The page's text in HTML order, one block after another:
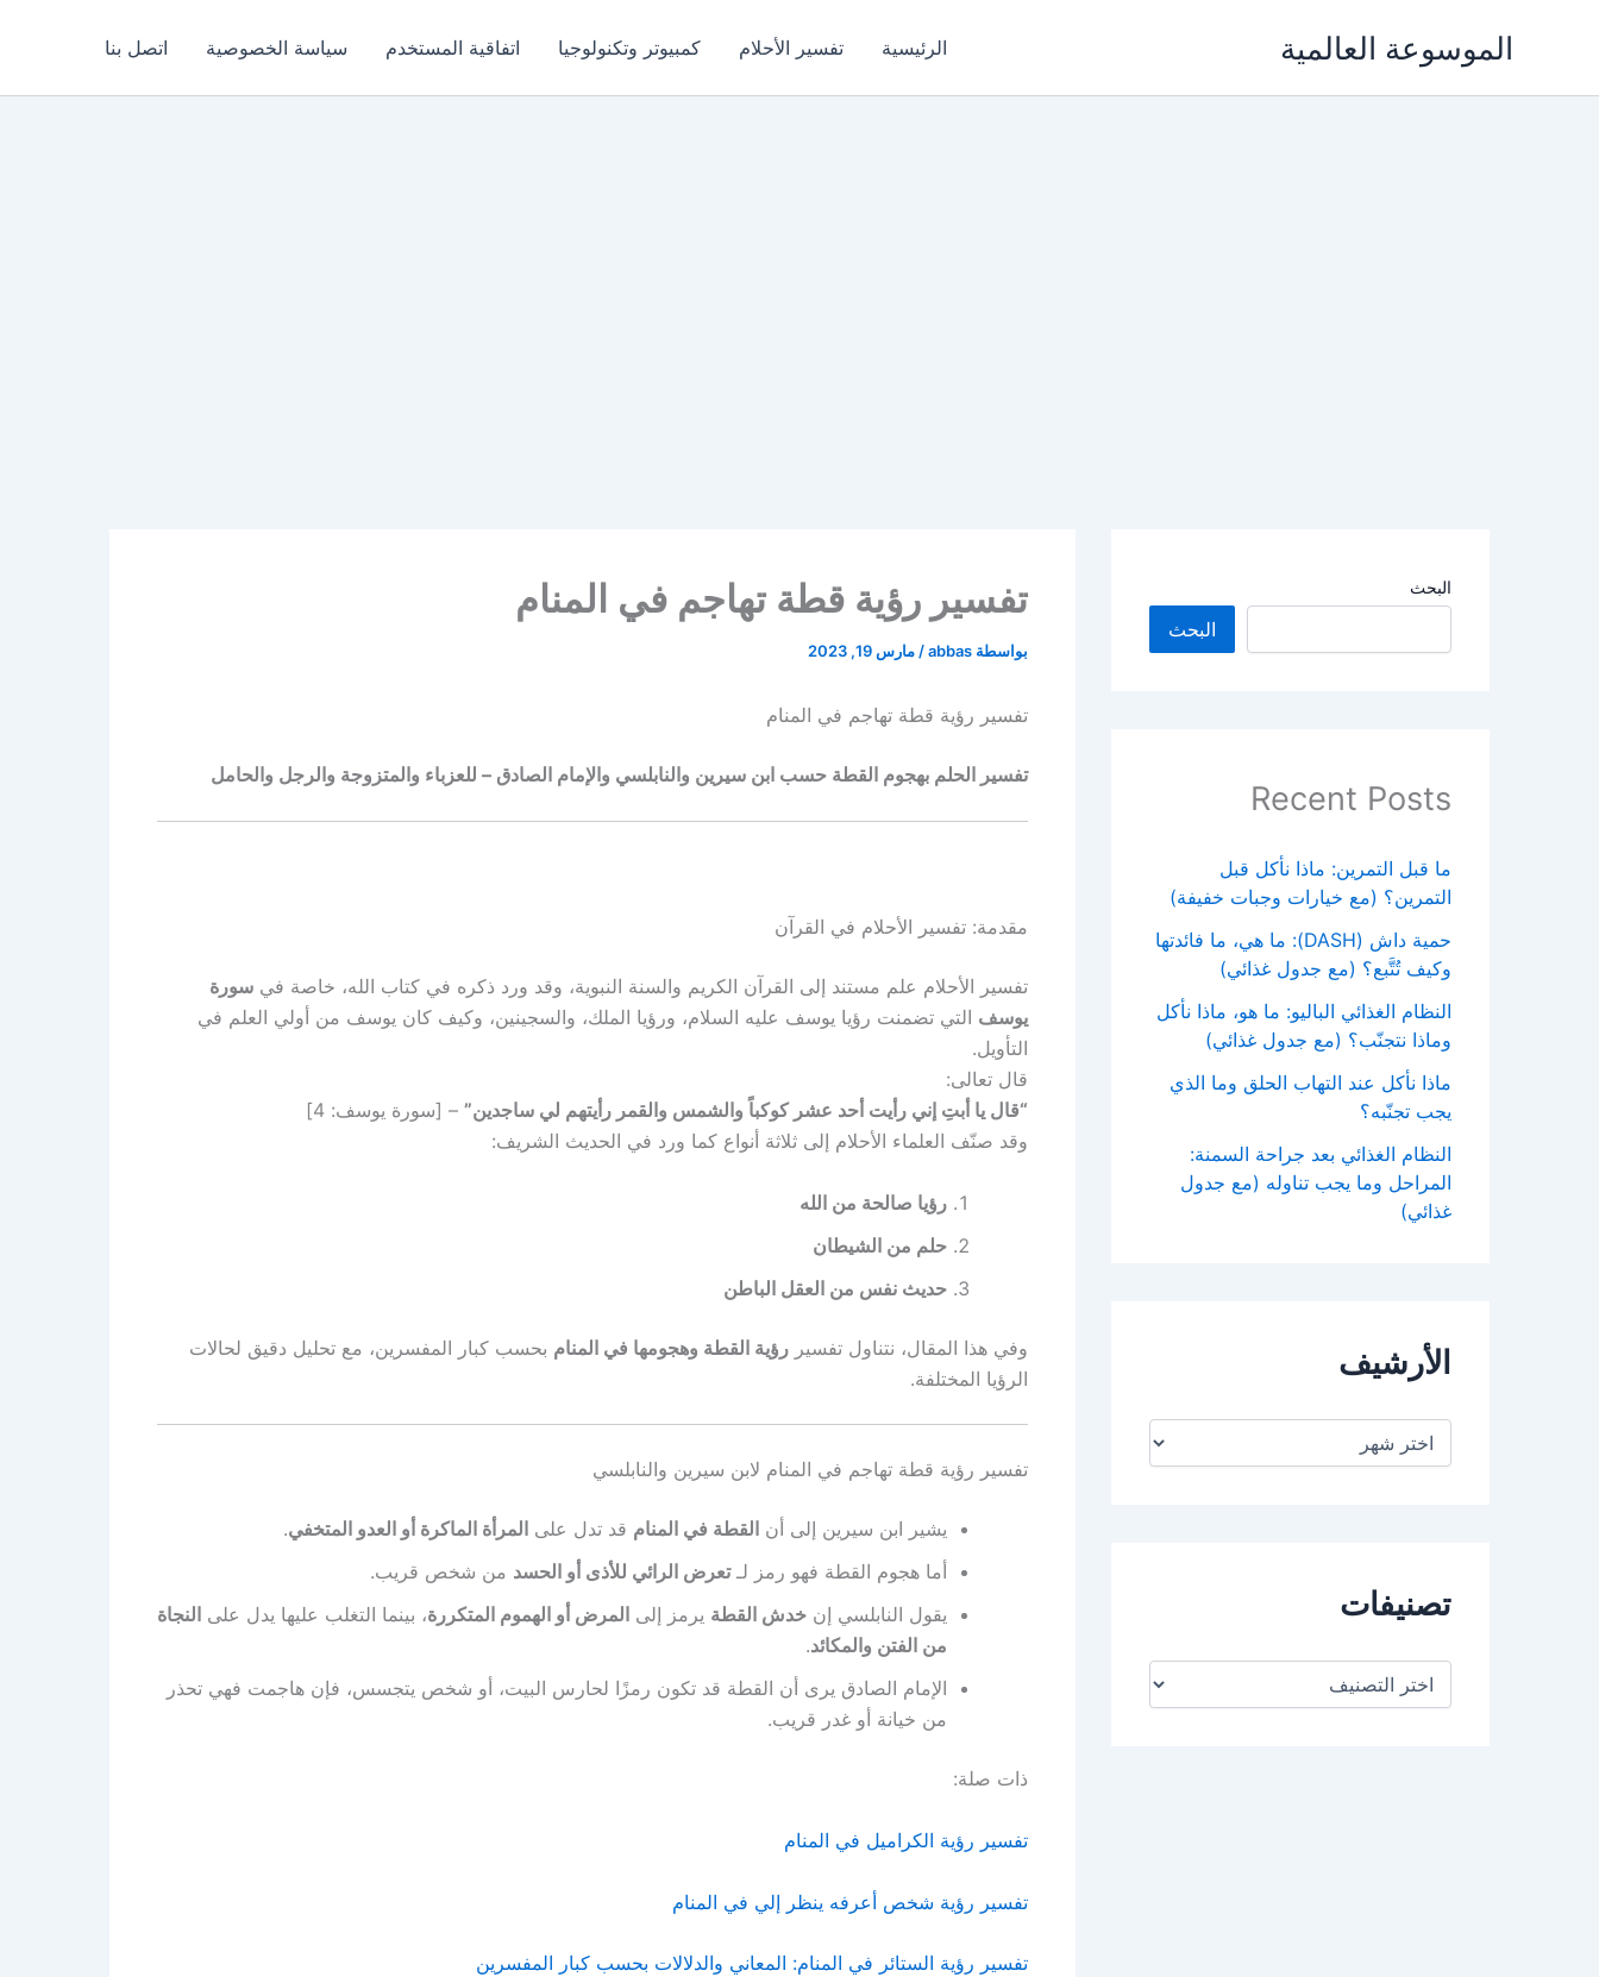
الموسوعة العالمية الرئيسية تفسير الأحلام كمبيوتر وتكنولوجيا اتفاقية المستخدم سياسة الخصوصية اتصل بنا
البحث
البحث
Recent Posts
ما قبل التمرين: ماذا نأكل قبل
التمرين؟ (مع خيارات وجبات خفيفة)
حمية داش (DASH): ما هي، ما فائدتها
وكيف تُتَّبع؟ (مع جدول غذائي)
النظام الغذائي الباليو: ما هو، ماذا نأكل
وماذا نتجنّب؟ (مع جدول غذائي)
ماذا نأكل عند التهاب الحلق وما الذي
يجب تجنّبه؟
النظام الغذائي بعد جراحة السمنة:
المراحل وما يجب تناوله (مع جدول
غذائي)
الأرشيف
تصنيفات
تفسير رؤية قطة تهاجم في المنام
بواسطة abbas
/ مارس 19, 2023
تفسير رؤية قطة تهاجم في المنام
تفسير الحلم بهجوم القطة حسب ابن سيرين والنابلسي والإمام الصادق – للعزباء والمتزوجة والرجل والحامل
مقدمة: تفسير الأحلام في القرآن
تفسير الأحلام علم مستند إلى القرآن الكريم والسنة النبوية، وقد ورد ذكره في كتاب الله، خاصة في سورة
يوسف التي تضمنت رؤيا يوسف عليه السلام، ورؤيا الملك، والسجينين، وكيف كان يوسف من أولي العلم في
التأويل.
قال تعالى:
“قال يا أبتِ إني رأيت أحد عشر كوكباً والشمس والقمر رأيتهم لي ساجدين” – [سورة يوسف: 4]
وقد صنّف العلماء الأحلام إلى ثلاثة أنواع كما ورد في الحديث الشريف:
رؤيا صالحة من الله
حلم من الشيطان
حديث نفس من العقل الباطن
وفي هذا المقال، نتناول تفسير رؤية القطة وهجومها في المنام بحسب كبار المفسرين، مع تحليل دقيق لحالات
الرؤيا المختلفة.
تفسير رؤية قطة تهاجم في المنام لابن سيرين والنابلسي
يشير ابن سيرين إلى أن القطة في المنام قد تدل على المرأة الماكرة أو العدو المتخفي.
أما هجوم القطة فهو رمز لـتعرض الرائي للأذى أو الحسد من شخص قريب.
يقول النابلسي إن خدش القطة يرمز إلى المرض أو الهموم المتكررة، بينما التغلب عليها يدل على النجاة
من الفتن والمكائد.
الإمام الصادق يرى أن القطة قد تكون رمزًا لحارس البيت، أو شخص يتجسس، فإن هاجمت فهي تحذر
من خيانة أو غدر قريب.
ذات صلة:
تفسير رؤية الكراميل في المنام
تفسير رؤية شخص أعرفه ينظر إلي في المنام
تفسير رؤية الستائر في المنام: المعاني والدلالات بحسب كبار المفسرين